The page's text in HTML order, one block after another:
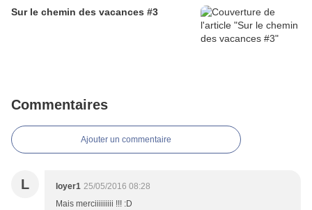
Sur le chemin des vacances #3
Commentaires
Ajouter un commentaire
L loyer1 25/05/2016 08:28
Mais merciiiiiiiii !!! :D